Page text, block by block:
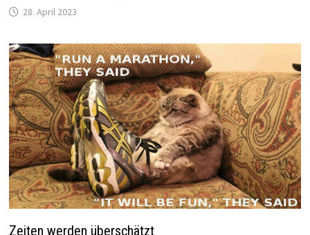
28. April 2023
Zeiten werden überschätzt